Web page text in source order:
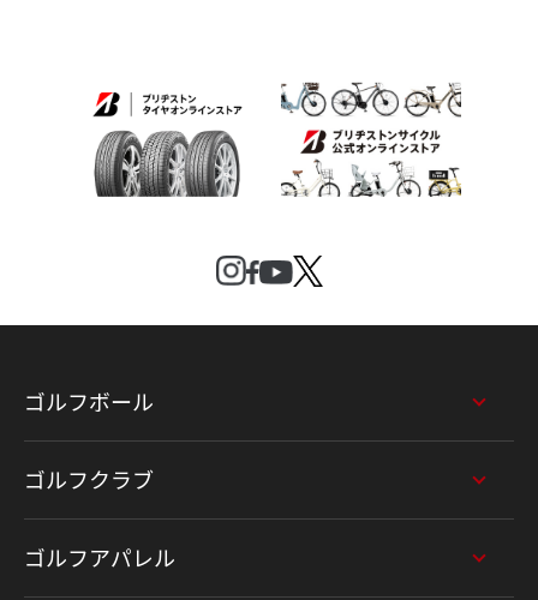
ゴルフボール
ゴルフクラブ
ゴルフアパレル